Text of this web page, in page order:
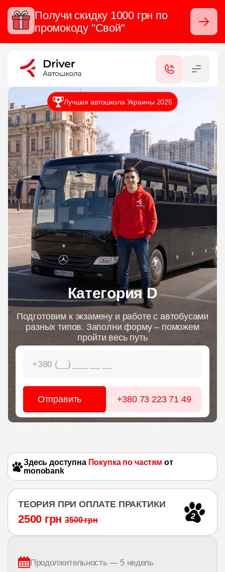
Получи скидку 1000 грн по
промокоду "Свой"
Закрыть
КАТЕГОРИИ
УСЛУГИ
СЕРТИФИКАТЫ
КОНТАКТЫ
ФИЛИАЛЫ
ОТЗЫВЫ
ЦЕНЫ
ГРАФИК
ИНСТРУКТОРЫ
ОНЛАЙН ОБУЧЕНИЕ
Лучшая автошкола Украины 2025
Категория D
Подготовим к экзамену и работе с автобусами
разных типов. Заполни форму – поможем
пройти весь путь
+380 73 223 71 49
Здесь доступна Покупка по частям от
monobank
ТЕОРИЯ ПРИ ОПЛАТЕ ПРАКТИКИ
2500 грн3500 грн 2
Продолжительность — 5 недель